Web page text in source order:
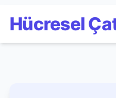
Hücresel